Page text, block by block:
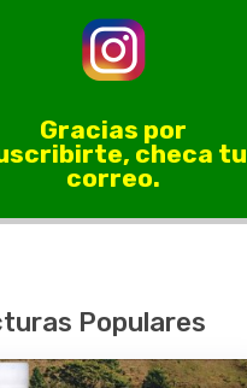
Gracias por
checa tu
correo.
Populares